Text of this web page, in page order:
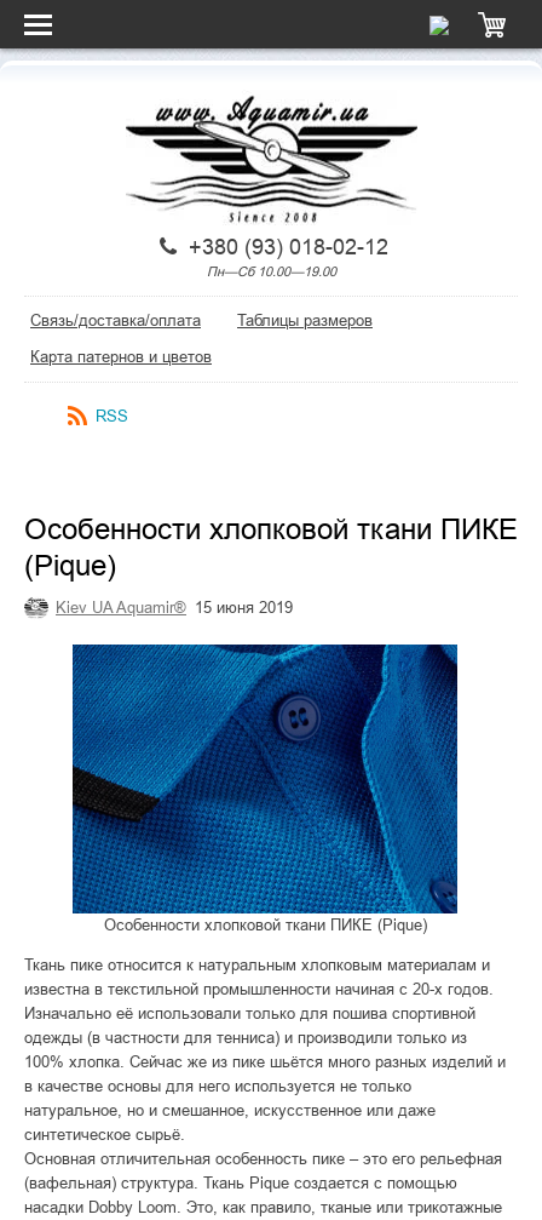
+380 (93) 018-02-12
Пн—Сб 10.00—19.00
Связь/доставка/оплата
Таблицы размеров
Карта патернов и цветов
RSS
Особенности хлопковой ткани ПИКЕ
(Pique)
Kiev UA Aquamir® 15 июня 2019
Особенности хлопковой ткани ПИКЕ (Pique)
Ткань пике относится к натуральным хлопковым материалам и
известна в текстильной промышленности начиная с 20-х годов.
Изначально её использовали только для пошива спортивной
одежды (в частности для тенниса) и производили только из
100% хлопка. Сейчас же из пике шьётся много разных изделий и
в качестве основы для него используется не только
натуральное, но и смешанное, искусственное или даже
синтетическое сырьё.
Основная отличительная особенность пике – это его рельефная
(вафельная) структура. Ткань Pique создается с помощью
насадки Dobby Loom. Это, как правило, тканые или трикотажные